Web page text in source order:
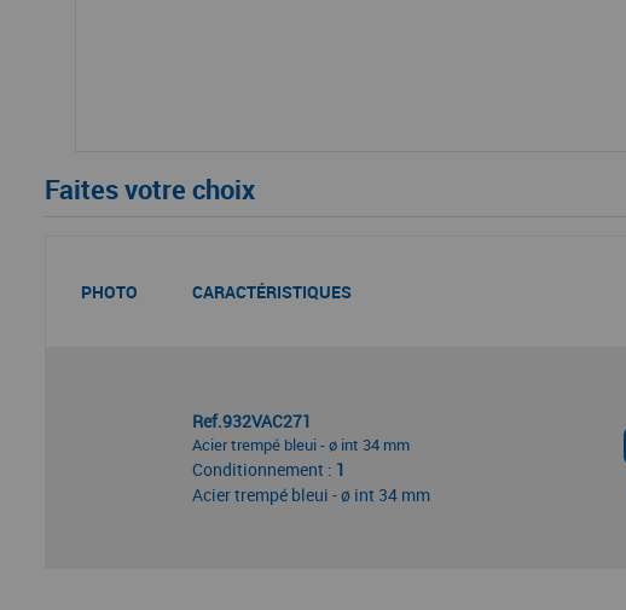
Faites votre choix
PHOTO CARACTÉRISTIQUES
Ref.932VAC271
Acier trempé bleui - ø int 34 mm
Conditionnement : 1
Acier trempé bleui - ø int 34 mm